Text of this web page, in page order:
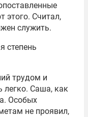
этого. Считал,
служить.
степень
трудом и
легко. Саша, как
Особых
не проявил,